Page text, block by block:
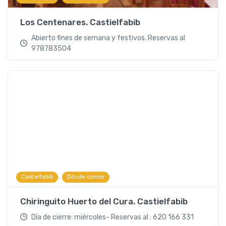
Los Centenares. Castielfabib
Abierto fines de semana y festivos. Reservas al
978783504
Castielfabib , Dónde comer
Chiringuito Huerto del Cura. Castielfabib
Día de cierre: miércoles- Reservas al : 620 166 331